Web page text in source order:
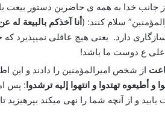
از جانب خدا به همه ی حاضرین دستور بیعت
سلام کنند: (أنا آخذکم بالبیعة له
دارد. یعنی هیچ عاقلی نمیپذیرد
علی ع دوست ما باشد!
از شخص امیرالمؤمنین را دادند و این
و أطیعوه تهتدوا و انتهوا إلیه ترشدوا: پس
و از آنچه شما را نهی میکند بپرهیزید